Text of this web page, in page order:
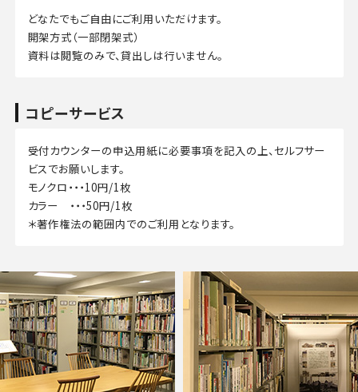
どなたでもご自由にご利用いただけます。
開架方式（一部閉架式）
資料は閲覧のみで、貸出しは行いません。
コピーサービス
受付カウンターの申込用紙に必要事項を記入の上、セルフサー
ビスでお願いします。
モノクロ・・・10円/1枚
カラー ・・・50円/1枚
＊著作権法の範囲内でのご利用となります。